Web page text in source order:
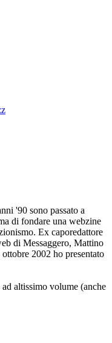
'90 sono passato a
di fondare una webzine
Ex caporedattore
di Messaggero, Mattino
2002 ho presentato
altissimo volume (anche